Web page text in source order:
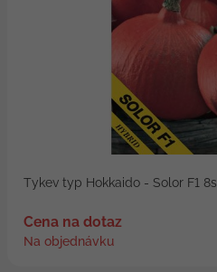
Tykev typ Hokkaido - Solor F1 8s
Cena na dotaz
Na objednávku